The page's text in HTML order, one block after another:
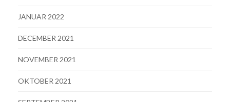
JANUAR 2022
DECEMBER 2021
NOVEMBER 2021
OKTOBER 2021